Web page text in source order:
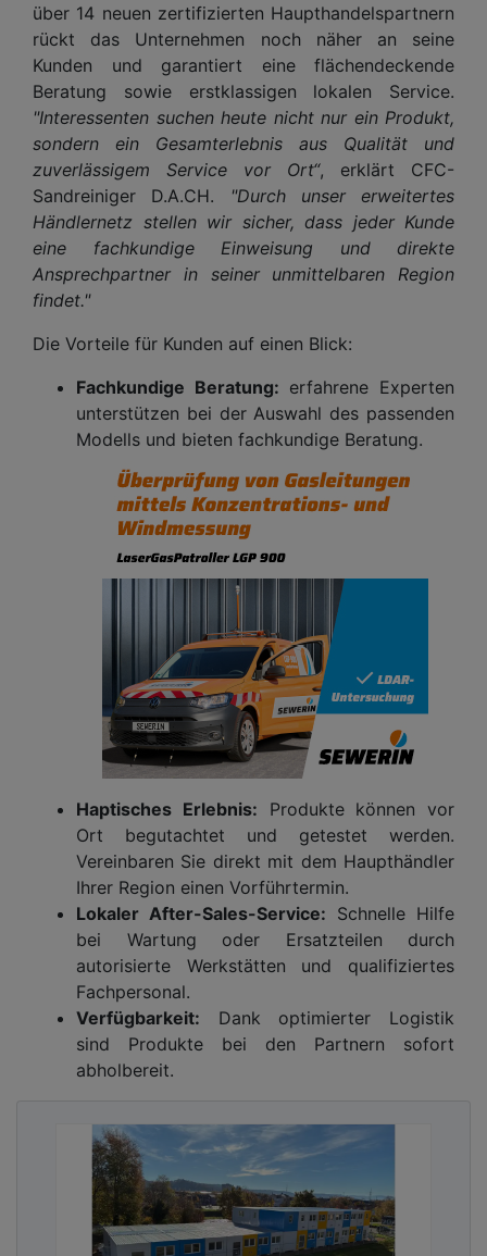
über 14 neuen zertifizierten Haupthandelspartnern
rückt das Unternehmen noch näher an seine
Kunden und garantiert eine flächendeckende
Beratung sowie erstklassigen lokalen Service.
"Interessenten suchen heute nicht nur ein Produkt,
sondern ein Gesamterlebnis aus Qualität und
zuverlässigem Service vor Ort“, erklärt CFC-
Sandreiniger D.A.CH.
"Durch unser erweitertes
Händlernetz stellen wir sicher, dass jeder Kunde
eine fachkundige Einweisung und direkte
Ansprechpartner in seiner unmittelbaren Region
findet."
Die Vorteile für Kunden auf einen Blick:
Fachkundige Beratung: erfahrene Experten
unterstützen bei der Auswahl des passenden
Modells und bieten fachkundige Beratung.
Haptisches Erlebnis: Produkte können vor
Ort begutachtet und getestet werden.
Vereinbaren Sie direkt mit dem Haupthändler
Ihrer Region einen Vorführtermin.
Lokaler After-Sales-Service: Schnelle Hilfe
bei Wartung oder Ersatzteilen durch
autorisierte Werkstätten und qualifiziertes
Fachpersonal.
Verfügbarkeit: Dank optimierter Logistik
sind Produkte bei den Partnern sofort
abholbereit.